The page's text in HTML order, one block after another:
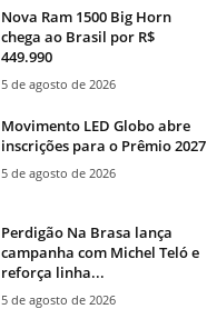
Nova Ram 1500 Big Horn
chega ao Brasil por R$
449.990
5 de agosto de 2026
Movimento LED Globo abre
inscrições para o Prêmio 2027
5 de agosto de 2026
Perdigão Na Brasa lança
campanha com Michel Teló e
reforça linha...
5 de agosto de 2026